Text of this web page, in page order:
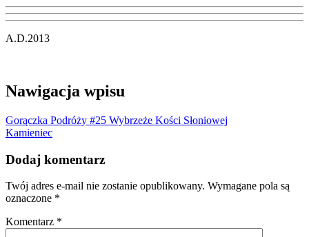
A.D.2013
Nawigacja wpisu
Gorączka Podróży #25 Wybrzeże Kości Słoniowej
Kamieniec
Dodaj komentarz
Twój adres e-mail nie zostanie opublikowany. Wymagane pola są
oznaczone *
Komentarz *